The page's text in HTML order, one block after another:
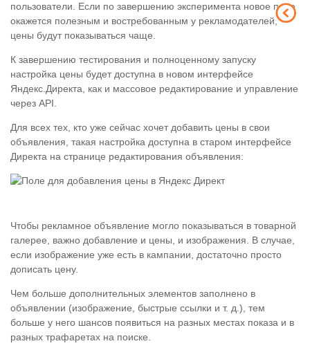
пользователи. Если по завершению эксперимента новое поле
окажется полезным и востребованным у рекламодателей,
цены будут показываться чаще.
К завершению тестирования и полноценному запуску
настройка цены будет доступна в новом интерфейсе
Яндекс.Директа, как и массовое редактирование и управление
через API.
Для всех тех, кто уже сейчас хочет добавить цены в свои
объявления, такая настройка доступна в старом интерфейсе
Директа на странице редактирования объявления:
Чтобы рекламное объявление могло показываться в товарной
галерее, важно добавление и цены, и изображения. В случае,
если изображение уже есть в кампании, достаточно просто
дописать цену.
Чем больше дополнительных элементов заполнено в
объявлении (изображение, быстрые ссылки и т. д.), тем
больше у него шансов появиться на разных местах показа и в
разных трафаретах на поиске.